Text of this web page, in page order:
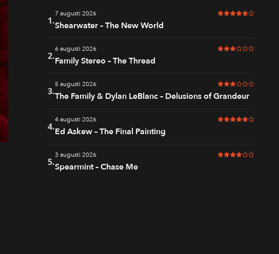
1.
7 augusti 2026 5 av 6 i betyg
Shearwater – The New World
2.
6 augusti 2026 3 av 6 i betyg
Family Stereo – The Thread
3.
5 augusti 2026 3 av 6 i betyg
The Family & Dylan LeBlanc – Delusions of Grandeur
4.
4 augusti 2026 5 av 6 i betyg
Ed Askew – The Final Painting
5.
3 augusti 2026 4 av 6 i betyg
Spearmint – Chase Me